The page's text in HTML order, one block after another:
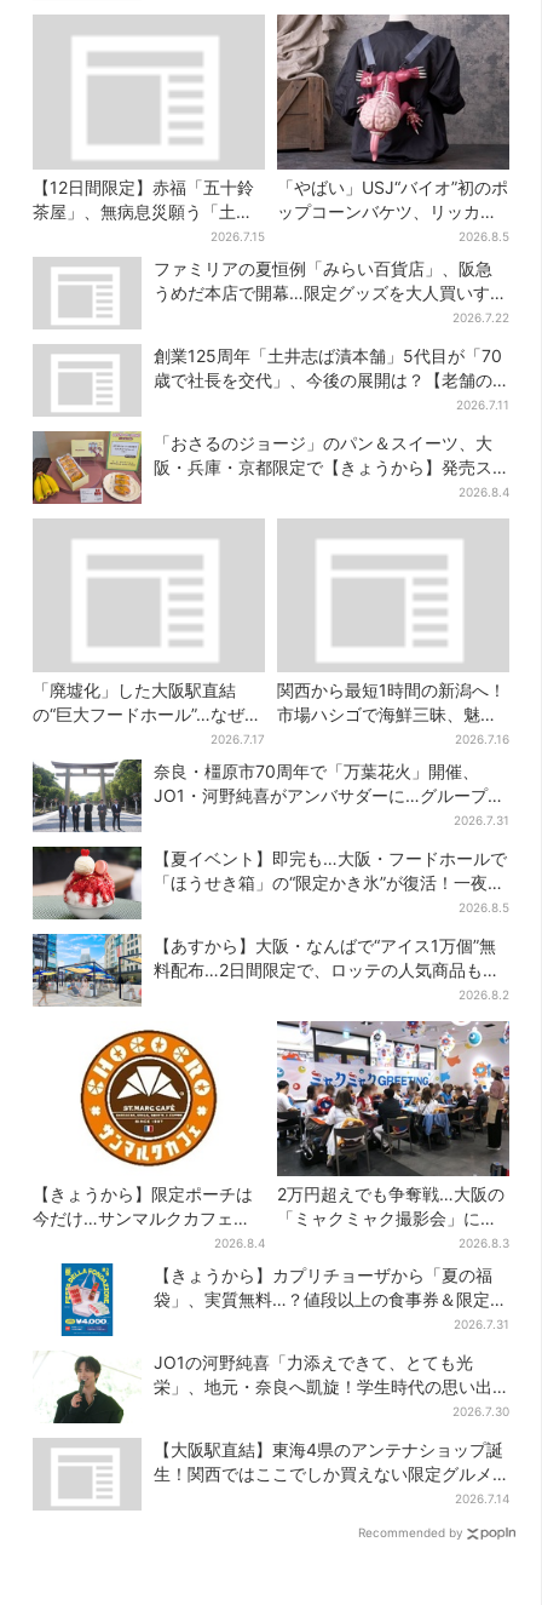
【12日間限定】赤福「五十鈴
茶屋」、無病息災願う「土用
さわ餅」販売スタート 関西8
カ所でも買える
2026.7.15
「やばい」USJ“バイオ”初のポ
ップコーンバケツ、リッカー
が背中に張りつく衝撃デザイ
ンに騒然…フレーバーにも反
応
2026.8.5
ファミリアの夏恒例「みらい百貨店」、阪急
うめだ本店で開幕…限定グッズを大人買いする
2026.7.22
創業125周年「土井志ば漬本舗」5代目が「70
歳で社長を交代」、今後の展開は？【老舗の
2026.7.11
「おさるのジョージ」のパン＆スイーツ、大
阪・兵庫・京都限定で【きょうから】発売ス
2026.8.4
「廃墟化」した大阪駅直結
の“巨大フードホール”…なぜ？
実は、梅田ランチ＆カフェの
穴場だった
2026.7.17
関西から最短1時間の新潟へ！
市場ハシゴで海鮮三昧、魅惑
の日本酒、発酵グルメも2026.7.16
奈良・橿原市70周年で「万葉花火」開催、
JO1・河野純喜がアンバサダーに…グループ楽
2026.7.31
【夏イベント】即完も…大阪・フードホールで
「ほうせき箱」の“限定かき氷”が復活！一夜限
2026.8.5
【あすから】大阪・なんばで“アイス1万個”無
料配布…2日間限定で、ロッテの人気商品もら
2026.8.2
【きょうから】限定ポーチは
今だけ…サンマルクカフェ初
の「夏福袋」、実質無料でレ
アグッズが手に入る
2026.8.4
2万円超えでも争奪戦…大阪の
「ミャクミャク撮影会」に全
国からファン集結、参加者に
聞いた「それでも会いたい理
由」
2026.8.3
【きょうから】カプリチョーザから「夏の福
袋」、実質無料…？値段以上の食事券＆限定ア
2026.7.31
JO1の河野純喜「力添えできて、とても光
栄」、地元・奈良へ凱旋！学生時代の思い出
2026.7.30
【大阪駅直結】東海4県のアンテナショップ誕
生！関西ではここでしか買えない限定グルメ
2026.7.14
Recommended by